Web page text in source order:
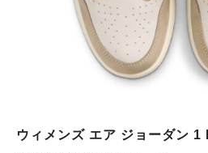
ウィメンズ エア ジョーダン 1